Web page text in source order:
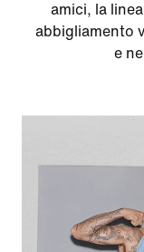
amici, la
abbigliamento
e